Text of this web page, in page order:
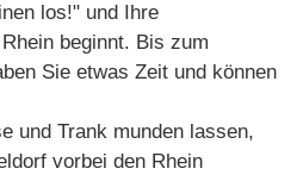
los!" und Ihre
beginnt. Bis zum
Sie etwas Zeit und können
und Trank munden lassen,
vorbei den Rhein